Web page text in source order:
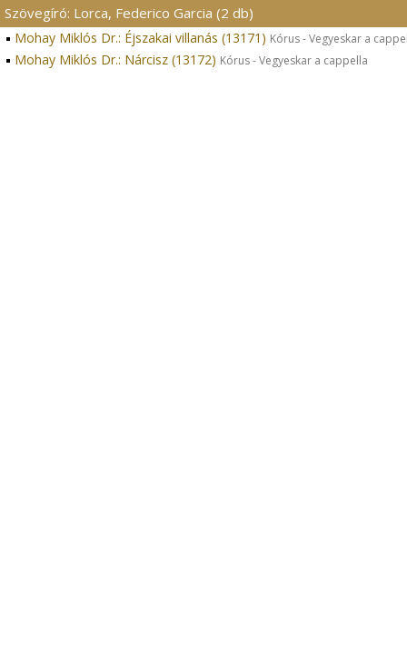
Szövegíró: Lorca, Federico Garcia (2 db)
Mohay Miklós Dr.: Éjszakai villanás (13171) Kórus - Vegyeskar a
Mohay Miklós Dr.: Nárcisz (13172) Kórus - Vegyeskar a cappella